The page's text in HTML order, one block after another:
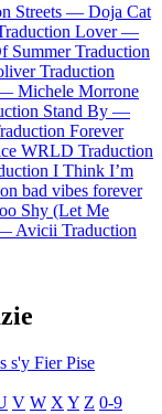
Streets — Doja Cat
Lover —
Summer Traduction
Traduction
— Michele Morrone
Stand By —
Forever
WRLD Traduction
I Think I’m
bad vibes forever
Shy (Let Me
Avicii Traduction
s'y FierPise
V W X Y Z 0-9